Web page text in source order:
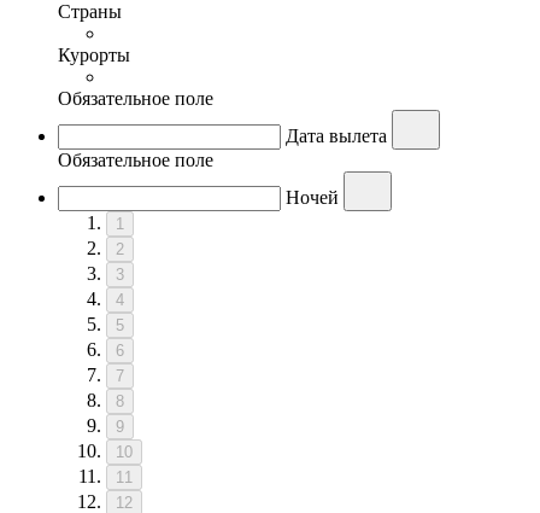
Страны
Курорты
Обязательное поле
Дата вылета
Обязательное поле
Ночей
1
2
3
4
5
6
7
8
9
10
11
12